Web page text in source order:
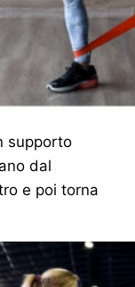
supporto
dal
e poi torna